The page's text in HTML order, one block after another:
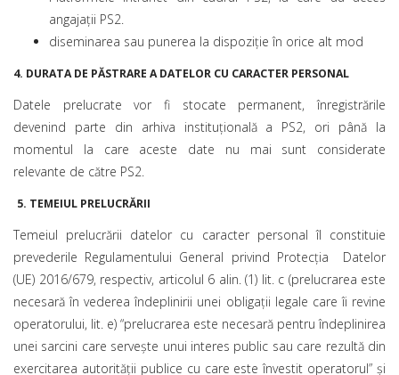
angajaţii PS2.
diseminarea sau punerea la dispoziție în orice alt mod
4. DURATA DE PĂSTRARE A DATELOR CU CARACTER PERSONAL
Datele prelucrate vor fi stocate permanent, înregistrările
devenind parte din arhiva instituţională a PS2, ori până la
momentul la care aceste date nu mai sunt considerate
relevante de către PS2.
5. TEMEIUL PRELUCRĂRII
Temeiul prelucrării datelor cu caracter personal îl constituie
prevederile Regulamentului General privind Protecţia Datelor
(UE) 2016/679, respectiv, articolul 6 alin. (1) lit. c (prelucrarea este
necesară în vederea îndeplinirii unei obligaţii legale care îi revine
operatorului, lit. e) “prelucrarea este necesară pentru îndeplinirea
unei sarcini care serveşte unui interes public sau care rezultă din
exercitarea autorităţii publice cu care este învestit operatorul” şi